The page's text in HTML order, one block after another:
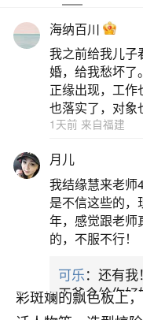
吉祥如意。此外，
动，市民通过购置
则以家庭为单位团
二、吴川家乡风俗
一、传统节日
习俗。貔貅造型奇
的灵动。这不仅是
邪纳福。元宵佳节
彩斑斓的飘色板上
海纳百川
我之前给我儿子
婚，给我愁坏了
正缘出现，工
也落实了，对象
1天前 来自福建
月儿
我结缘慧来老师
是不信这些的，
年，感觉跟老师
的，不服不行！
可乐：还有
天爷会给你
哪样不服都不